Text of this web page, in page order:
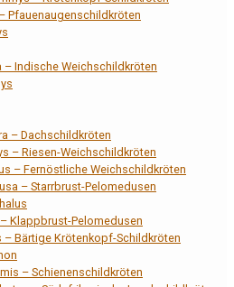
Pfauenaugenschildkröten
– Indische Weichschildkröten
– Dachschildkröten
– Riesen-Weichschildkröten
– Fernöstliche Weichschildkröten
– Starrbrust-Pelomedusen
Klappbrust-Pelomedusen
– Bärtige Krötenkopf-Schildkröten
– Schienenschildkröten